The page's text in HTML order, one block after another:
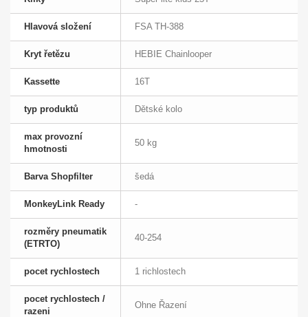
Hlavová složení FSA TH-388
Kryt řetězu HEBIE Chainlooper
Kassette 16T
typ produktů Dětské kolo
max provozní
hmotnosti
50 kg
Barva Shopfilter šedá
MonkeyLink Ready -
rozměry pneumatik
(ETRTO)
40-254
pocet rychlostech 1 richlostech
pocet rychlostech /
razeni
Ohne Řazení